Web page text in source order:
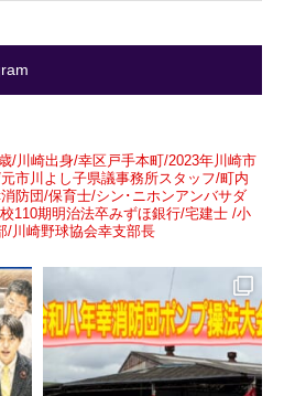
/川崎出身/幸区戸手本町/2023年川崎市
市川よし子県議事務所スタッフ/町内
防団/保育士/シン･ニホンアンバサダ
110期明治法卒みずほ銀行/宅建士 /小
/川崎野球協会幸支部長